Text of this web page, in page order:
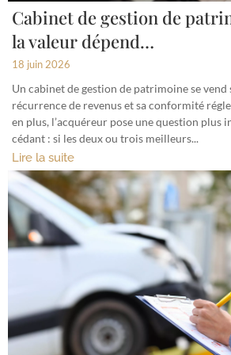
Cabinet de gestion de
la valeur dépend…
18 juin 2026
Un cabinet de gestion de patrimoine se vend
récurrence de revenus et sa conformité
en plus, l’acquéreur pose une question plus
cédant : si les deux ou trois meilleurs...
Lire la suite